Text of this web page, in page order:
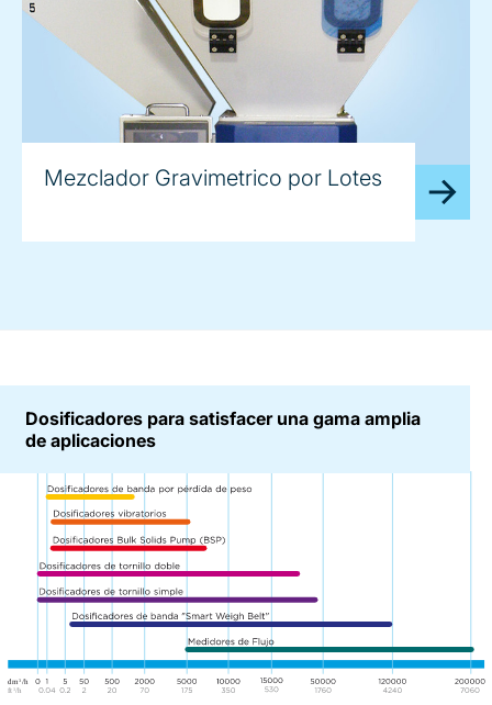
Mezclador Gravimetrico por Lotes
Dosificadores para satisfacer una gama amplia
de aplicaciones